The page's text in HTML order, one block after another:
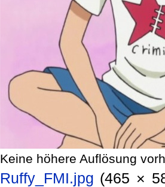
Keine höhere Auflösung
Ruffy_FMI.jpg
(465 ×